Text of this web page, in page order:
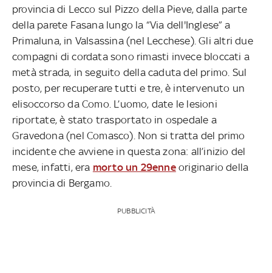
provincia di Lecco sul Pizzo della Pieve, dalla parte
della parete Fasana lungo la “Via dell'Inglese” a
Primaluna, in Valsassina (nel Lecchese). Gli altri due
compagni di cordata sono rimasti invece bloccati a
metà strada, in seguito della caduta del primo. Sul
posto, per recuperare tutti e tre, è intervenuto un
elisoccorso da Como. L’uomo, date le lesioni
riportate, è stato trasportato in ospedale a
Gravedona (nel Comasco). Non si tratta del primo
incidente che avviene in questa zona: all’inizio del
mese, infatti, era morto un 29enneoriginario della
provincia di Bergamo.
PUBBLICITÀ